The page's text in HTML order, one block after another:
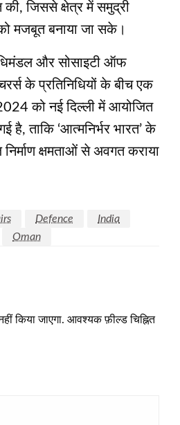
की, जिससे क्षेत्र में समुद्री
मजबूत बनाया जा सके।
और सोसाइटी ऑफ
के प्रतिनिधियों के बीच एक
को नई दिल्ली में आयोजित
है, ताकि ‘आत्मनिर्भर भारत’ के
क्षमताओं से अवगत कराया
Defence
India
Oman
किया जाएगा. आवश्यक फ़ील्ड चिह्नित